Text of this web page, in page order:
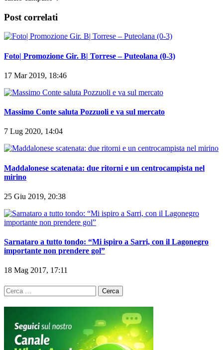
Post correlati
Foto| Promozione Gir. B| Torrese – Puteolana (0-3)
17 Mar 2019, 18:46
Massimo Conte saluta Pozzuoli e va sul mercato
7 Lug 2020, 14:04
Maddalonese scatenata: due ritorni e un centrocampista nel
mirino
25 Giu 2019, 20:38
Sarnataro a tutto tondo: “Mi ispiro a Sarri, con il Lagonegro
importante non prendere gol”
18 Mag 2017, 17:11
Ricerca
per: